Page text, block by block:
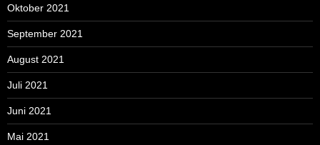
Oktober 2021
September 2021
August 2021
Juli 2021
Juni 2021
Mai 2021